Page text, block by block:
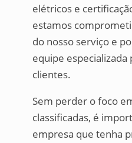
elétricos e
estamos
do nosso serviço e
equipe
clientes.
Sem perder o foco
classificadas, é
empresa que tenha